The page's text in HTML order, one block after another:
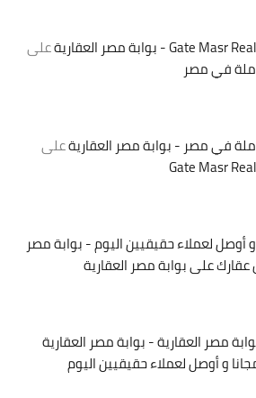
على
في مصر
في مصر - بوابة مصر العقاريةعلى
أوصل لعملاء حقيقيين اليوم - بوابة مصر
على بوابة مصر العقارية
مصر العقارية - بوابة مصر العقارية
و أوصل لعملاء حقيقيين اليوم